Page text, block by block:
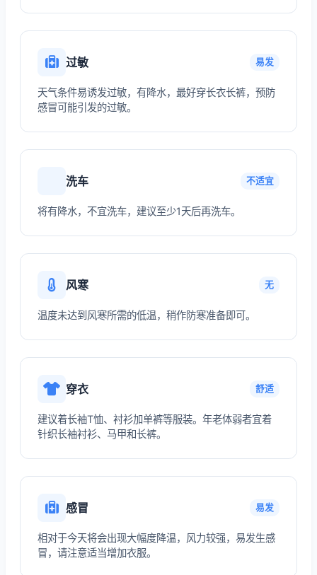
过敏 易发
天气条件易诱发过敏，有降水，最好穿长衣长裤，预防
感冒可能引发的过敏。
洗车 不适宜
将有降水，不宜洗车，建议至少1天后再洗车。
风寒 无
温度未达到风寒所需的低温，稍作防寒准备即可。
穿衣 舒适
建议着长袖T恤、衬衫加单裤等服装。年老体弱者宜着
针织长袖衬衫、马甲和长裤。
感冒 易发
相对于今天将会出现大幅度降温，风力较强，易发生感
冒，请注意适当增加衣服。